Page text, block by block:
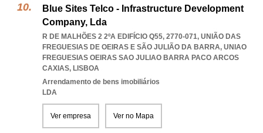
Blue Sites Telco - Infrastructure Development
Company, Lda
R DE MALHÕES 2 2ºA EDIFÍCIO Q55, 2770-071, UNIÃO DAS
FREGUESIAS DE OEIRAS E SÃO JULIÃO DA BARRA, UNIAO
FREGUESIAS OEIRAS SAO JULIAO BARRA PACO ARCOS
CAXIAS, LISBOA
Arrendamento de bens imobiliários
LDA
Ver empresa Ver no Mapa